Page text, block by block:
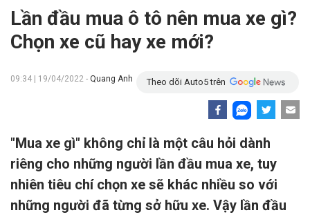
Lần đầu mua ô tô nên mua xe gì?
Chọn xe cũ hay xe mới?
09:34 | 19/04/2022 - Quang Anh Theo dõi Auto5 trên
"Mua xe gì" không chỉ là một câu hỏi dành
riêng cho những người lần đầu mua xe, tuy
nhiên tiêu chí chọn xe sẽ khác nhiều so với
những người đã từng sở hữu xe. Vậy lần đầu